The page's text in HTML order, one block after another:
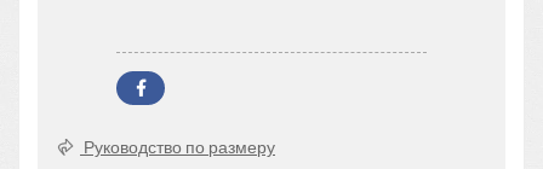
Руководство по размеру